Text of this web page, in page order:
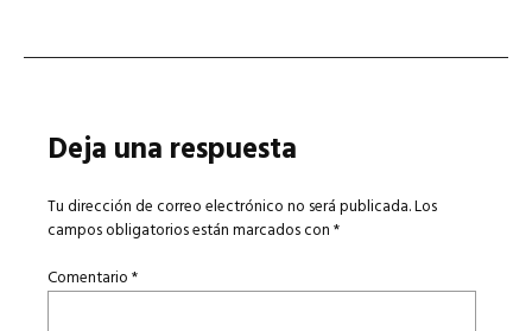
Deja una respuesta
Tu dirección de correo electrónico no será publicada.Los
campos obligatorios están marcados con*
Comentario*